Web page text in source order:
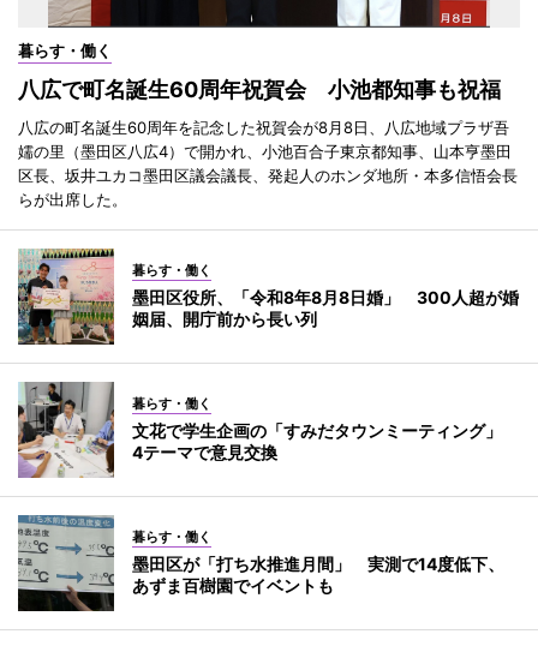
暮らす・働く
八広で町名誕生60周年祝賀会 小池都知事も祝福
八広の町名誕生60周年を記念した祝賀会が8月8日、八広地域プラザ吾
嬬の里（墨田区八広4）で開かれ、小池百合子東京都知事、山本亨墨田
区長、坂井ユカコ墨田区議会議長、発起人のホンダ地所・本多信悟会長
らが出席した。
暮らす・働く
墨田区役所、「令和8年8月8日婚」 300人超が婚
姻届、開庁前から長い列
暮らす・働く
文花で学生企画の「すみだタウンミーティング」
4テーマで意見交換
暮らす・働く
墨田区が「打ち水推進月間」 実測で14度低下、
あずま百樹園でイベントも